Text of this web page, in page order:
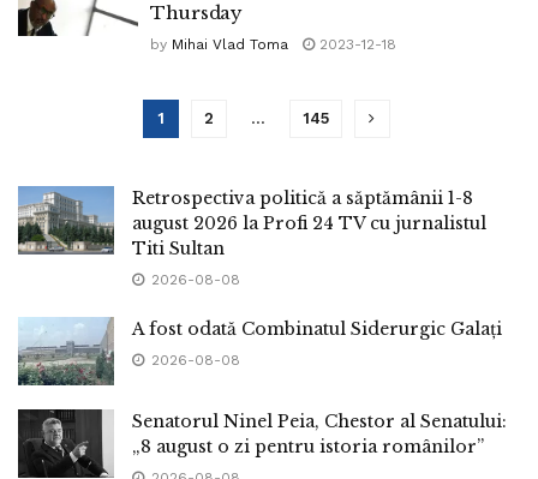
Thursday
by Mihai Vlad Toma 2023-12-18
1 2 … 145
Retrospectiva politică a săptămânii 1-8
august 2026 la Profi 24 TV cu jurnalistul
Titi Sultan
2026-08-08
A fost odată Combinatul Siderurgic Galați
2026-08-08
Senatorul Ninel Peia, Chestor al Senatului:
„8 august o zi pentru istoria românilor”